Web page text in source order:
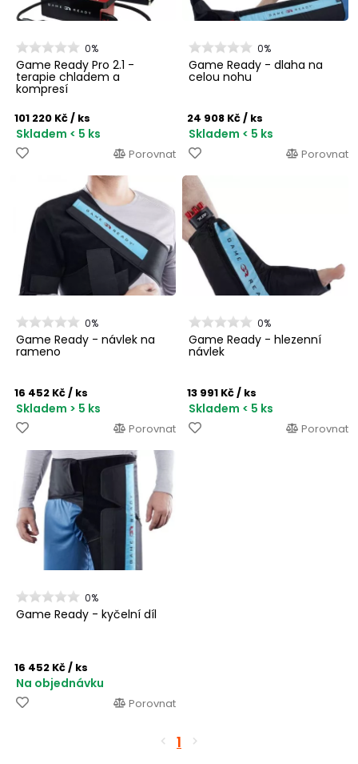
0%
Game Ready Pro 2.1 -
terapie chladem a
kompresí
101 220 Kč/ ks
Skladem < 5 ks
Porovnat
0%
Game Ready - dlaha na
celou nohu
24 908 Kč/ ks
Skladem < 5 ks
Porovnat
0%
Game Ready - návlek na
rameno
16 452 Kč/ ks
Skladem > 5 ks
Porovnat
0%
Game Ready - hlezenní
návlek
13 991 Kč/ ks
Skladem < 5 ks
Porovnat
0%
Game Ready - kyčelní díl
16 452 Kč/ ks
Na objednávku
Porovnat
1